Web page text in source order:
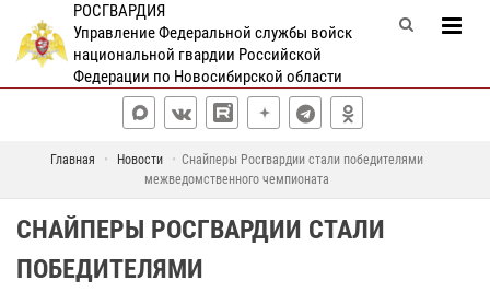
РОСГВАРДИЯ
Управление Федеральной службы войск
национальной гвардии Российской
Федерации по Новосибирской области
Главная Новости
Снайперы Росгвардии стали победителями
межведомственного чемпионата
СНАЙПЕРЫ РОСГВАРДИИ СТАЛИ
ПОБЕДИТЕЛЯМИ